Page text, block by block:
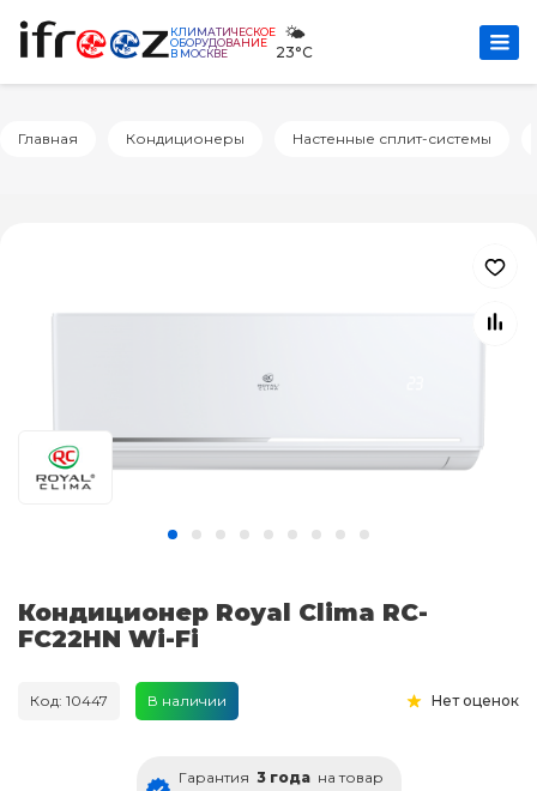
КЛИМАТИЧЕСКОЕ
ОБОРУДОВАНИЕ
В МОСКВЕ
🌤️
23°C
Главная Кондиционеры Настенные сплит-системы
Кондиционер Royal Clima RC-
FC22HN Wi-Fi
Код: 10447 В наличии Нет оценок
Гарантия 3 года на товар